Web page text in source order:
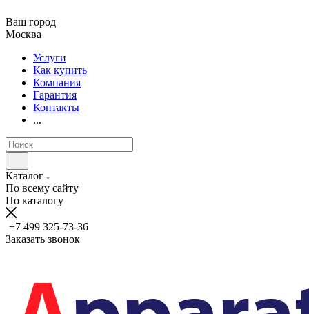
Ваш город
Москва
Услуги
Как купить
Компания
Гарантия
Контакты
...
Каталог
По всему сайту
По каталогу
+7 499 325-73-36
Заказать звонок